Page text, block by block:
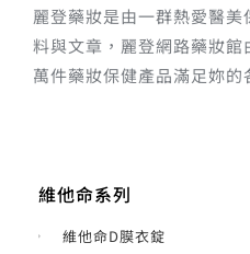
麗登藥妝是由一群熱愛醫
料與文章，麗登網路藥妝
萬件藥妝保健產品滿足妳的
維他命系列
維他命D膜衣錠